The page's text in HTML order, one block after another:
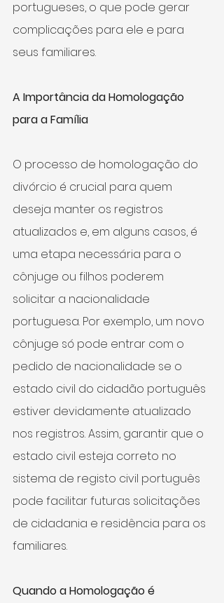
portugueses, o que pode gerar
complicações para ele e para
seus familiares.
A Importância da Homologação
para a Família
O processo de homologação do
divórcio é crucial para quem
deseja manter os registros
atualizados e, em alguns casos, é
uma etapa necessária para o
cônjuge ou filhos poderem
solicitar a nacionalidade
portuguesa. Por exemplo, um novo
cônjuge só pode entrar com o
pedido de nacionalidade se o
estado civil do cidadão português
estiver devidamente atualizado
nos registros. Assim, garantir que o
estado civil esteja correto no
sistema de registo civil português
pode facilitar futuras solicitações
de cidadania e residência para os
familiares.
Quando a Homologação é